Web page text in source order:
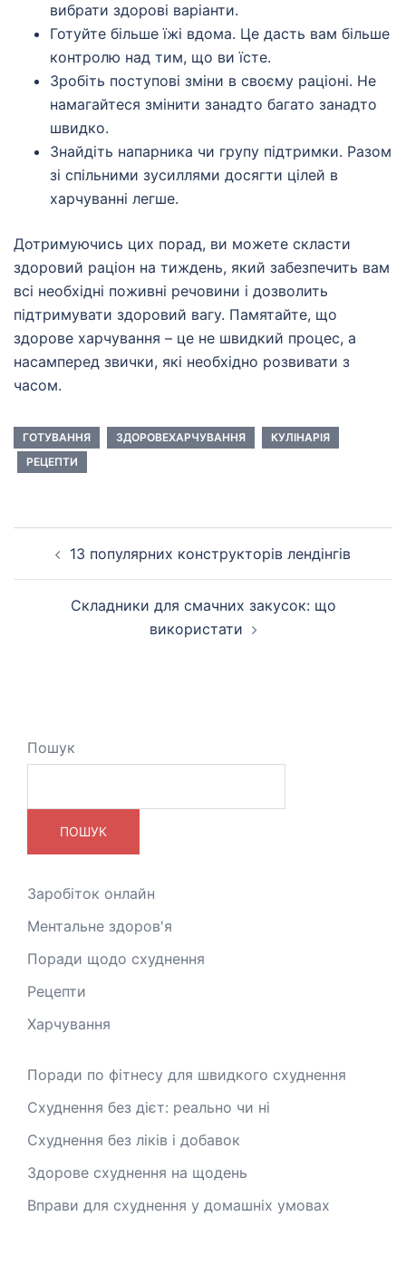
вибрати здорові варіанти.
Готуйте більше їжі вдома. Це дасть вам більше
контролю над тим, що ви їсте.
Зробіть поступові зміни в своєму раціоні. Не
намагайтеся змінити занадто багато занадто
швидко.
Знайдіть напарника чи групу підтримки. Разом
зі спільними зусиллями досягти цілей в
харчуванні легше.
Дотримуючись цих порад, ви можете скласти
здоровий раціон на тиждень, який забезпечить вам
всі необхідні поживні речовини і дозволить
підтримувати здоровий вагу. Памятайте, що
здорове харчування – це не швидкий процес, а
насамперед звички, які необхідно розвивати з
часом.
ГОТУВАННЯ ЗДОРОВЕХАРЧУВАННЯ
КУЛІНАРІЯ
РЕЦЕПТИ
Навігація
по
запису
13 популярних конструкторів лендінгів
Складники для смачних закусок: що
використати
Пошук
ПОШУК
Заробіток онлайн
Ментальне здоров'я
Поради щодо схуднення
Рецепти
Харчування
Поради по фітнесу для швидкого схуднення
Схуднення без дієт: реально чи ні
Схуднення без ліків і добавок
Здорове схуднення на щодень
Вправи для схуднення у домашніх умовах